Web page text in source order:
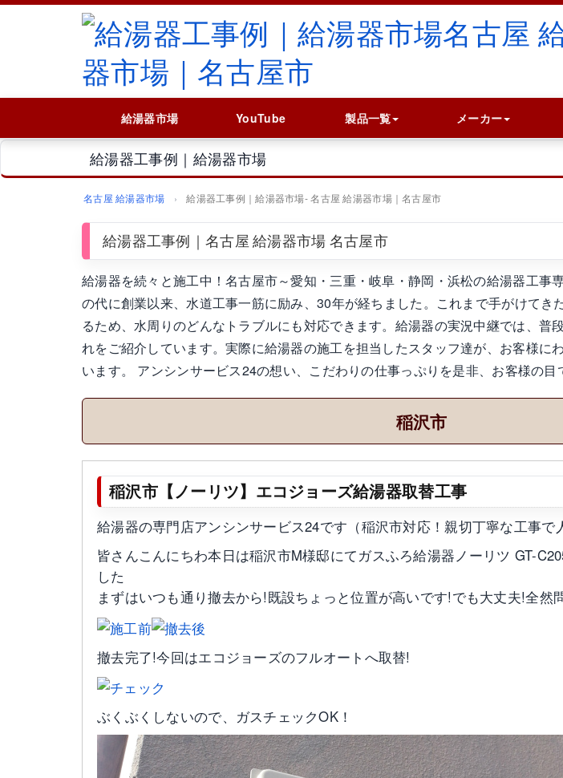
給湯器市場 YouTube 製品一覧 メーカー
給湯器工事例｜給湯器市場
名古屋 給湯器市場 給湯器工事例｜給湯器市場‐ 名古屋 給湯器市場｜名古屋市
給湯器工事例｜名古屋 給湯器市場 名古屋市
給湯器を続々と施工中！名古屋市～愛知・三重・岐阜・静岡・浜松の給湯器工事
の代に創業以来、水道工事一筋に励み、30年が経ちました。これまで手がけてき
るため、水周りのどんなトラブルにも対応できます。給湯器の実況中継では、普
れをご紹介しています。実際に給湯器の施工を担当したスタッフ達が、お客様に
います。 アンシンサービス24の想い、こだわりの仕事っぷりを是非、お客様の目
稲沢市
稲沢市【ノーリツ】エコジョーズ給湯器取替工事
給湯器の専門店アンシンサービス24です（稲沢市対応！親切丁寧な工事で
皆さんこんにちわ本日は稲沢市M様邸にてガスふろ給湯器ノーリツ GT-
した
まずはいつも通り撤去から!既設ちょっと位置が高いです!でも大丈夫!全然
撤去完了!今回はエコジョーズのフルオートへ取替!
ぶくぶくしないので、ガスチェックOK！